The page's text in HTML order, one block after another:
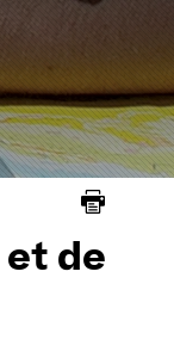
et de